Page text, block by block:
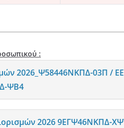
:
2026_Ψ58446ΝΚΠΔ-03Π /
ΨΒ4
2026 9ΕΓΨ46ΝΚΠΔ-